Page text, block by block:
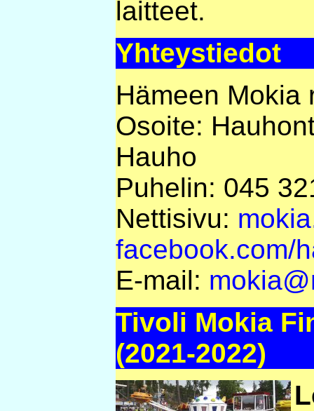
laitteet.
Yhteystiedot
Hämeen Mokia
Osoite:
Hauho
Puhelin: 045
Nettisivu:
facebook.com/
E-mail:
Tivoli Mokia
(2021-2022)